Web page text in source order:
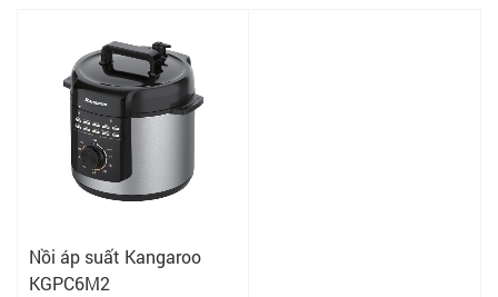
Nồi áp suất Kangaroo
KGPC6M2